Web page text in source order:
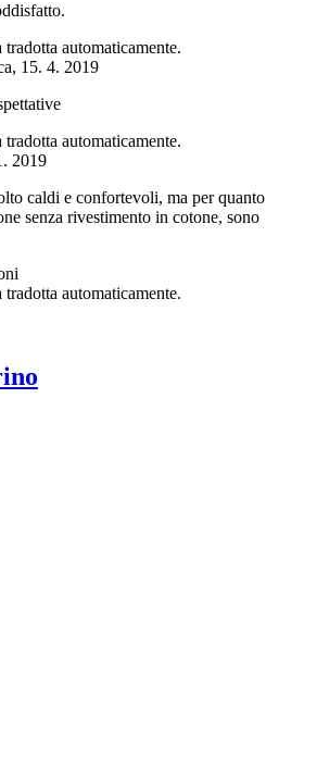
tradotta automaticamente.
, 15. 4. 2019
tradotta automaticamente.
2019
caldi e confortevoli, ma per quanto
senza rivestimento in cotone, sono
tradotta automaticamente.